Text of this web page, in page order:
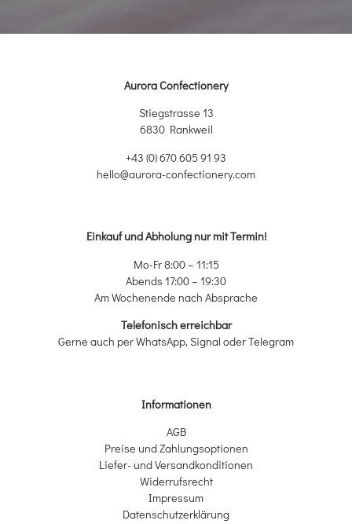
Aurora Confectionery
Stiegstrasse 13
6830 Rankweil
+43 (0) 670 605 91 93
hello@aurora-confectionery.com
Einkauf und Abholung nur mit Termin!
Mo-Fr 8:00 – 11:15
Abends 17:00 – 19:30
Am Wochenende nach Absprache
Telefonisch erreichbar
Gerne auch per WhatsApp, Signal oder Telegram
Informationen
AGB
Preise und Zahlungsoptionen
Liefer- und Versandkonditionen
Widerrufsrecht
Impressum
Datenschutzerklärung